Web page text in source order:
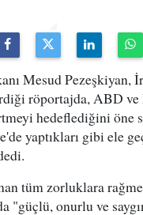
Mesud Pezeşkiyan,
röportajda, ABD ve
hedeflediğini öne
yaptıkları gibi ele
tüm zorluklara
"güçlü, onurlu ve